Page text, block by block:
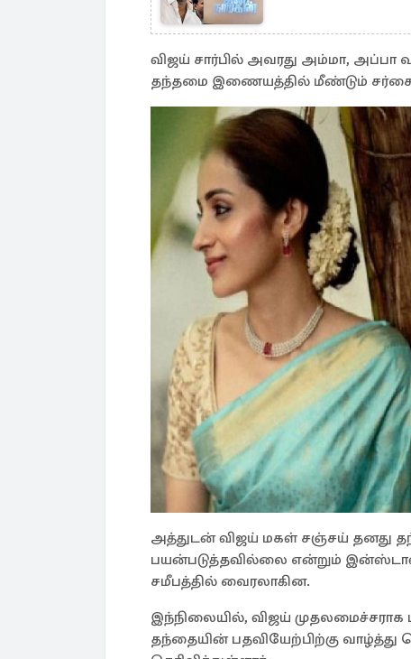
விஜய் சார்பில் அவரது அம்மா, அப்பா
தந்தமை இணையத்தில் மீண்டும்
அத்துடன் விஜய் மகள் சஞ்சய் தனது
பயன்படுத்தவில்லை என்றும்
சமீபத்தில் வைரலாகின.
இந்நிலையில், விஜய்
தந்தையின் பதவியேற்பிற்கு வாழ்த்து